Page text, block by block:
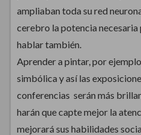
ampliaban toda su red
cerebro la potencia necesaria
hablar también.
Aprender a pintar, por
simbólica y así las
conferencias serán más
harán que capte mejor la
mejorará sus habilidades